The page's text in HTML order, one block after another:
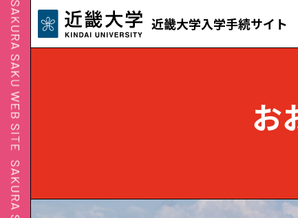
近畿大学入学手続サイト
お